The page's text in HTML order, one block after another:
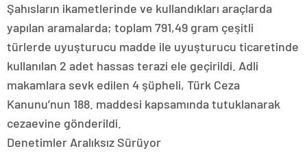
Şahısların ikametlerinde ve kullandıkları araçlarda
yapılan aramalarda; toplam 791,49 gram çeşitli
türlerde uyuşturucu madde ile uyuşturucu ticaretinde
kullanılan 2 adet hassas terazi ele geçirildi. Adli
makamlara sevk edilen 4 şüpheli, Türk Ceza
Kanunu’nun 188. maddesi kapsamında tutuklanarak
cezaevine gönderildi.
Denetimler Aralıksız Sürüyor